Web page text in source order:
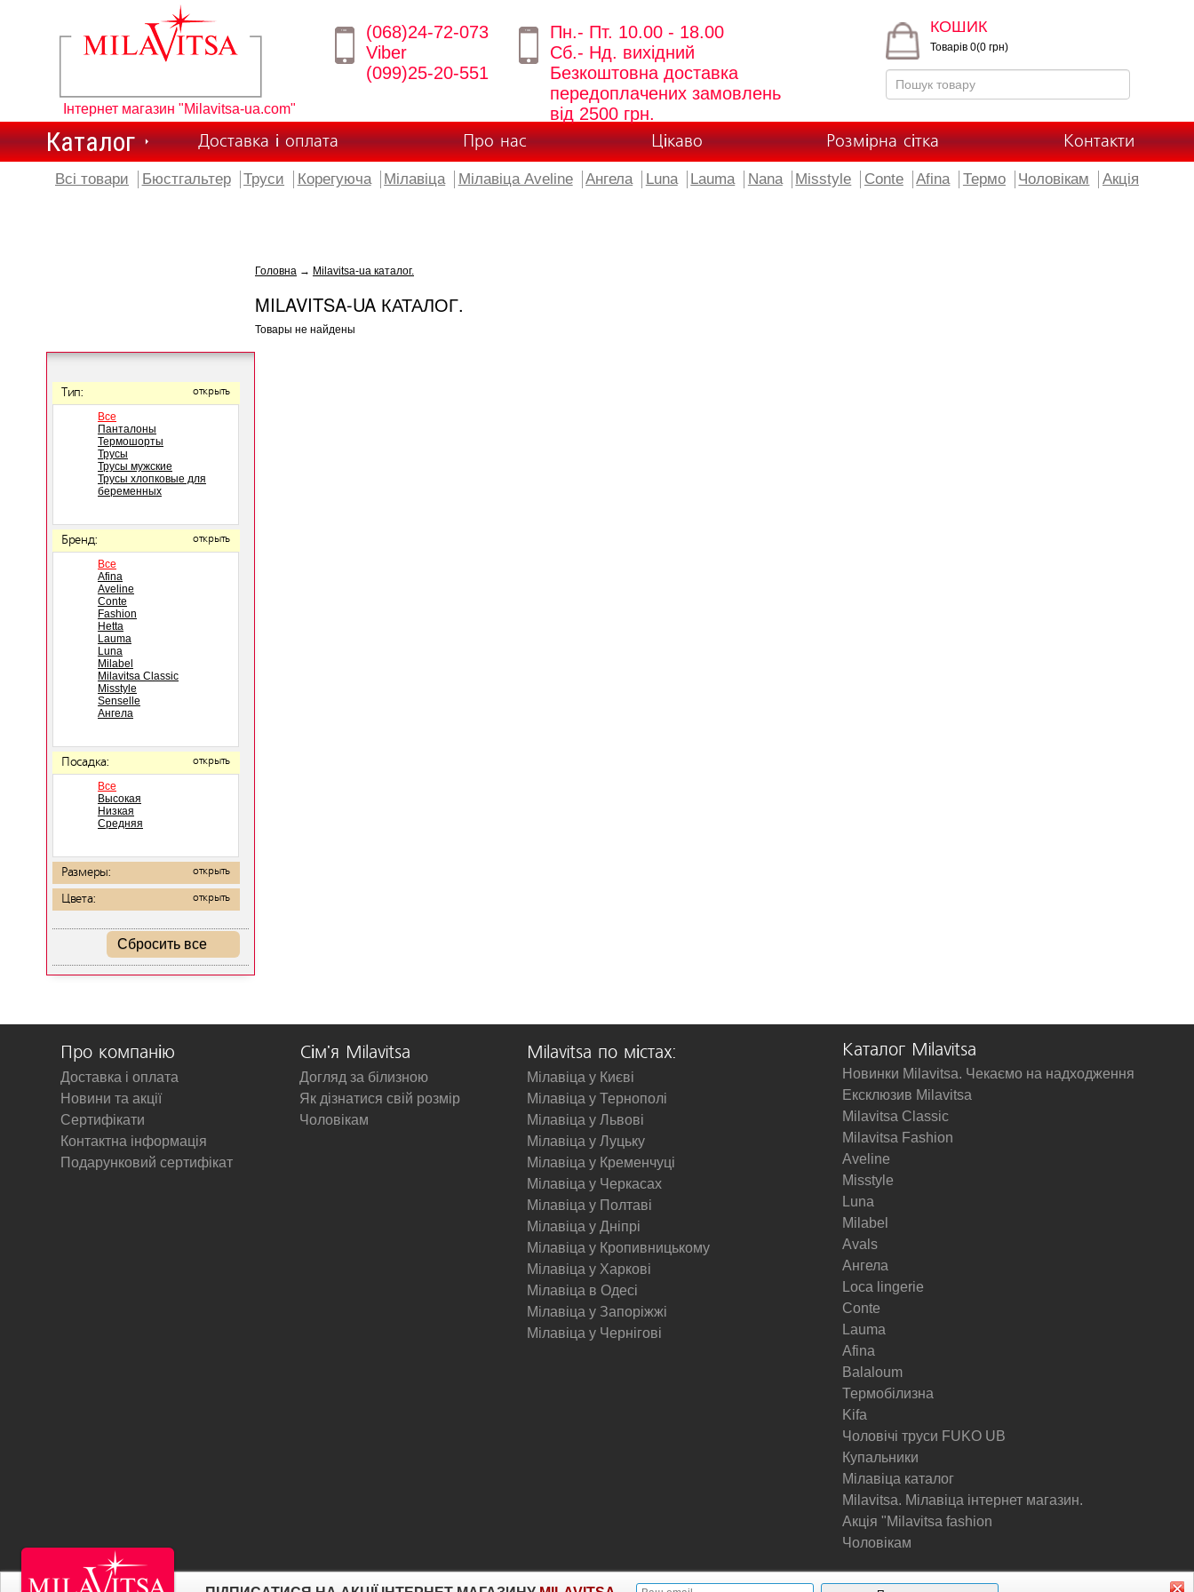
Інтернет магазин "Milavitsa-ua.com"
(068)24-72-073
Viber
(099)25-20-551
Пн.- Пт. 10.00 - 18.00
Сб.- Нд. вихідний
Безкоштовна доставка
передоплачених замовлень
від 2500 грн.
КОШИК
Товарів 0(0 грн)
Каталог Доставка і оплата Про нас Цікаво Розмірна сітка Контакти
Всі товари Бюстгальтер Труси Корегуюча Мілавіца Мілавіца Aveline Ангела Luna Lauma Nana Misstyle Conte Afina Термо Чоловікам Акція
Тип: открыть
Все
Панталоны
Термошорты
Трусы
Трусы мужские
Трусы хлопковые для
беременных
Бренд: открыть
Все
Afina
Aveline
Conte
Fashion
Hetta
Lauma
Luna
Milabel
Milavitsa Classic
Misstyle
Senselle
Ангела
Посадка: открыть
Все
Высокая
Низкая
Средняя
Размеры: открыть
Цвета: открыть
Сбросить все
Головна → Milavitsa-ua каталог.
MILAVITSA-UA КАТАЛОГ.
Товары не найдены
Про компанію
Доставка і оплата
Новини та акції
Сертифікати
Контактна інформація
Подарунковий сертифікат
Сім'я Milavitsa
Догляд за білизною
Як дізнатися свій розмір
Чоловікам
Milavitsa по містах:
Мілавіца у Києві
Мілавіца у Тернополі
Мілавіца у Львові
Мілавіца у Луцьку
Мілавіца у Кременчуці
Мілавіца у Черкасах
Мілавіца у Полтаві
Мілавіца у Дніпрі
Мілавіца у Кропивницькому
Мілавіца у Харкові
Мілавіца в Одесі
Мілавіца у Запоріжжі
Мілавіца у Чернігові
Каталог Milavitsa
Новинки Milavitsa. Чекаємо на надходження
Ексклюзив Milavitsa
Milavitsa Classic
Milavitsa Fashion
Aveline
Misstyle
Luna
Milabel
Avals
Ангела
Loca lingerie
Conte
Lauma
Afina
Balaloum
Термобілизна
Kifa
Чоловічі труси FUKO UB
Купальники
Мілавіца каталог
Milavitsa. Мілавіца інтернет магазин.
Акція "Milavitsa fashion
Чоловікам
© Milavitsa.